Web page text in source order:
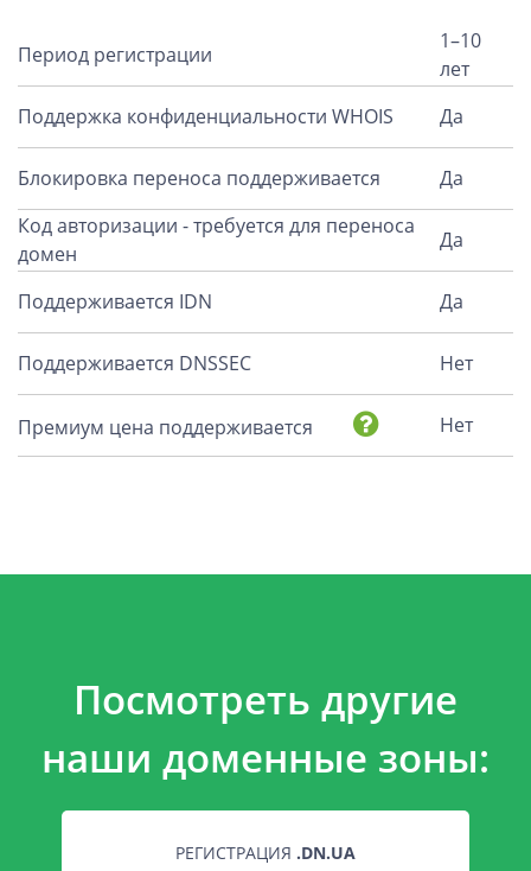
Период регистрации
1–10
лет
Поддержка конфиденциальности WHOIS
Да
Блокировка переноса поддерживается
Да
Код авторизации - требуется для переноса
домен
Да
Поддерживается IDN Да
Поддерживается DNSSEC Нет
Премиум цена поддерживается Нет
Посмотреть другие
наши доменные зоны:
РЕГИСТРАЦИЯ .DN.UA